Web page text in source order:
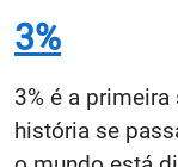
3%
3% é a
história se